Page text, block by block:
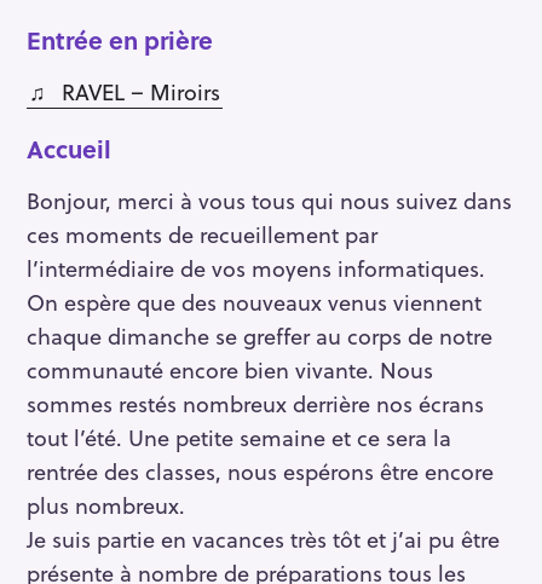
Entrée en prière
♫ RAVEL – Miroirs
Accueil
Bonjour, merci à vous tous qui nous suivez dans
ces moments de recueillement par
l’intermédiaire de vos moyens informatiques.
On espère que des nouveaux venus viennent
chaque dimanche se greffer au corps de notre
communauté encore bien vivante. Nous
sommes restés nombreux derrière nos écrans
tout l’été. Une petite semaine et ce sera la
rentrée des classes, nous espérons être encore
plus nombreux.
Je suis partie en vacances très tôt et j’ai pu être
présente à nombre de préparations tous les